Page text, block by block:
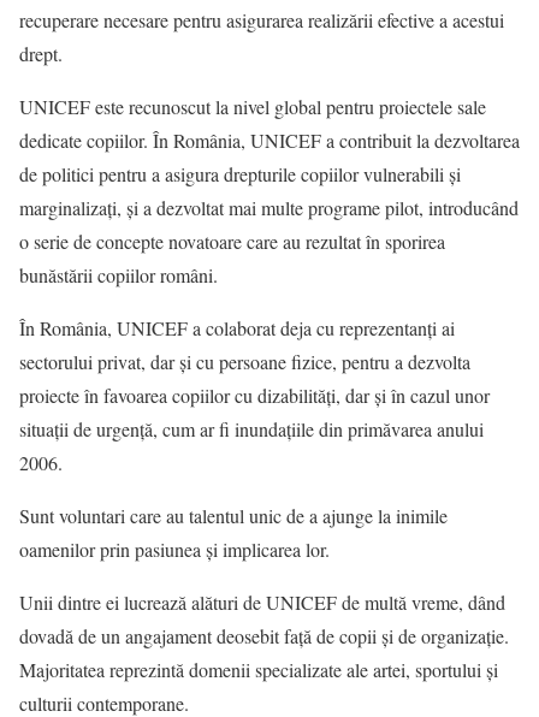
recuperare necesare pentru asigurarea realizării efective a acestui
drept.
UNICEF este recunoscut la nivel global pentru proiectele sale
dedicate copiilor. În România, UNICEF a contribuit la dezvoltarea
de politici pentru a asigura drepturile copiilor vulnerabili şi
marginalizaţi, şi a dezvoltat mai multe programe pilot, introducând
o serie de concepte novatoare care au rezultat în sporirea
bunăstării copiilor români.
În România, UNICEF a colaborat deja cu reprezentanţi ai
sectorului privat, dar şi cu persoane fizice, pentru a dezvolta
proiecte în favoarea copiilor cu dizabilităţi, dar şi în cazul unor
situaţii de urgenţă, cum ar fi inundaţiile din primăvarea anului
2006.
Sunt voluntari care au talentul unic de a ajunge la inimile
oamenilor prin pasiunea şi implicarea lor.
Unii dintre ei lucrează alături de UNICEF de multă vreme, dând
dovadă de un angajament deosebit faţă de copii şi de organizaţie.
Majoritatea reprezintă domenii specializate ale artei, sportului şi
culturii contemporane.